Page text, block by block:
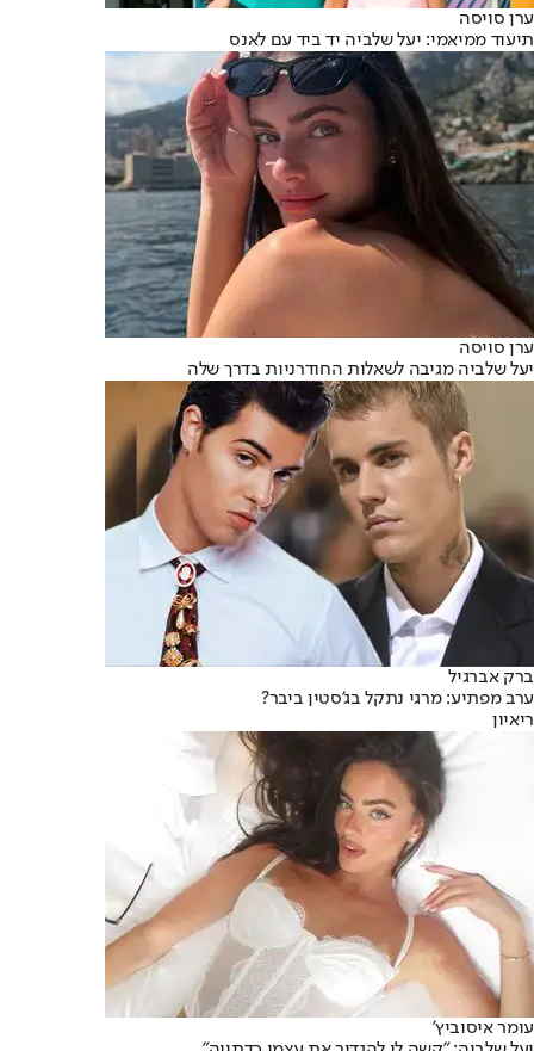
ערן סויסה
תיעוד ממיאמי: יעל שלביה יד ביד עם לאנס
ערן סויסה
יעל שלביה מגיבה לשאלות החודרניות בדרך שלה
ברק אברגיל
ערב מפתיע: מרגי נתקל בג'סטין ביבר?
ריאיון
עומר איסוביץ'